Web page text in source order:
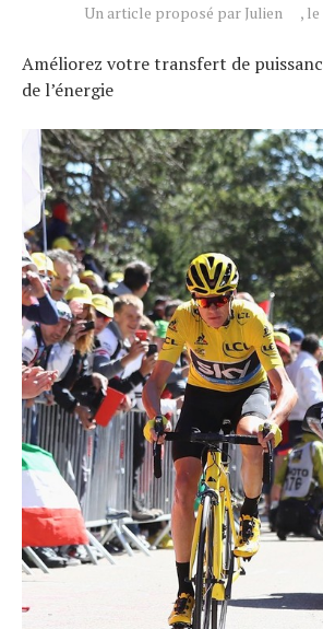
Un article proposé par Julien ,
Améliorez votre transfert de
de l’énergie